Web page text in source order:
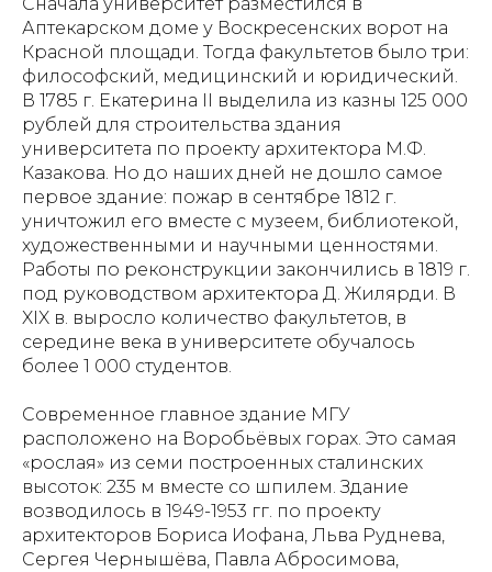
Сначала университет разместился в
Аптекарском доме у Воскресенских ворот на
Красной площади. Тогда факультетов было три:
философский, медицинский и юридический.
В 1785 г. Екатерина II выделила из казны 125 000
рублей для строительства здания
университета по проекту архитектора М.Ф.
Казакова. Но до наших дней не дошло самое
первое здание: пожар в сентябре 1812 г.
уничтожил его вместе с музеем, библиотекой,
художественными и научными ценностями.
Работы по реконструкции закончились в 1819 г.
под руководством архитектора Д. Жилярди. В
XIX в. выросло количество факультетов, в
середине века в университете обучалось
более 1 000 студентов.
Современное главное здание МГУ
расположено на Воробьёвых горах. Это самая
«рослая» из семи построенных сталинских
высоток: 235 м вместе со шпилем. Здание
возводилось в 1949-1953 гг. по проекту
архитекторов Бориса Иофана, Льва Руднева,
Сергея Чернышёва, Павла Абросимова,